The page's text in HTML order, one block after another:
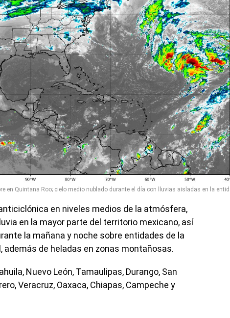
en Quintana Roo; cielo medio nublado durante el día con lluvias aisladas en la
en niveles medios de la atmósfera,
en la mayor parte del territorio mexicano, así
la mañana y noche sobre entidades de la
además de heladas en zonas montañosas.
Nuevo León, Tamaulipas, Durango, San
Veracruz, Oaxaca, Chiapas, Campeche y